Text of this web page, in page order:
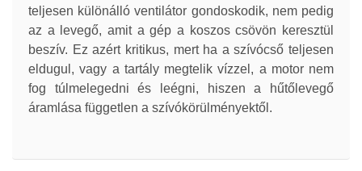
teljesen különálló ventilátor gondoskodik, nem pedig
az a levegő, amit a gép a koszos csövön keresztül
beszív. Ez azért kritikus, mert ha a szívócső teljesen
eldugul, vagy a tartály megtelik vízzel, a motor nem
fog túlmelegedni és leégni, hiszen a hűtőlevegő
áramlása független a szívókörülményektől.